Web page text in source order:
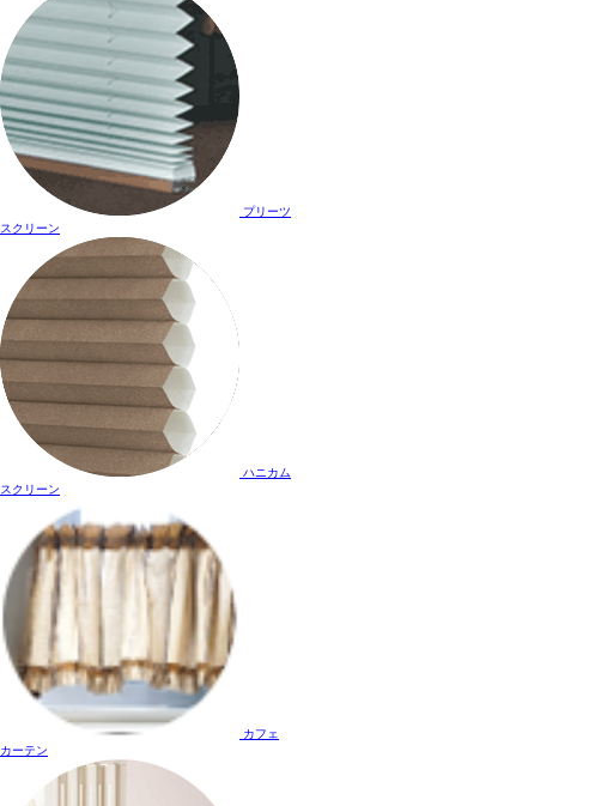
プリーツ
スクリーン
ハニカム
スクリーン
カフェ
カーテン